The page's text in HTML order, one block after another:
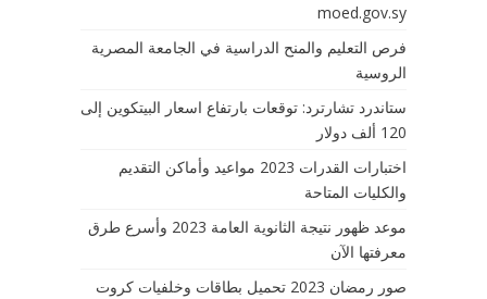
moed.gov.sy
فرص التعليم والمنح الدراسية في الجامعة المصرية
الروسية
ستاندرد تشارترد: توقعات بارتفاع اسعار البيتكوين إلى
120 ألف دولار
اختبارات القدرات 2023 مواعيد وأماكن التقديم
والكليات المتاحة
موعد ظهور نتيجة الثانوية العامة 2023 وأسرع طرق
معرفتها الآن
صور رمضان 2023 تحميل بطاقات وخلفيات كروت